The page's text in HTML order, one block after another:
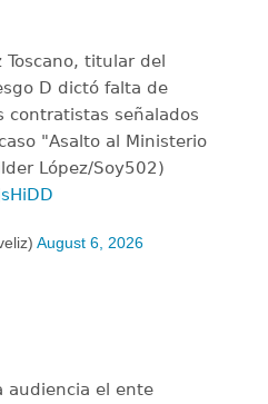
Toscano, titular del
D dictó falta de
contratistas señalados
"Asalto al Ministerio
López/Soy502)
August 6, 2026
audiencia el ente